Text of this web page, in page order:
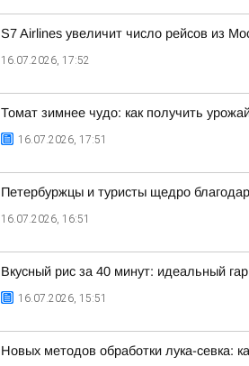
S7 Airlines увеличит число рейсов из
16.07.2026, 17:52
Томат зимнее чудо: как получить
16.07.2026, 17:51
Петербуржцы и туристы щедро
16.07.2026, 16:51
Вкусный рис за 40 минут: идеальный
16.07.2026, 15:51
Новых методов обработки лука-севка: